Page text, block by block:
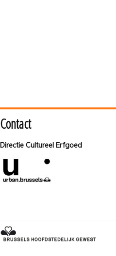
Contact
Directie Cultureel Erfgoed